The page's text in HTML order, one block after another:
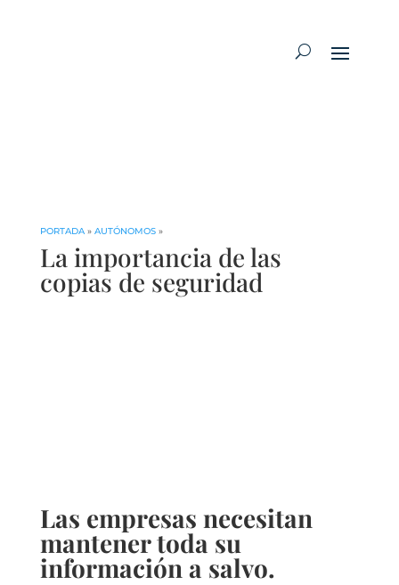
PORTADA» AUTÓNOMOS»
La importancia de las
copias de seguridad
Las empresas necesitan
mantener toda su
información a salvo.